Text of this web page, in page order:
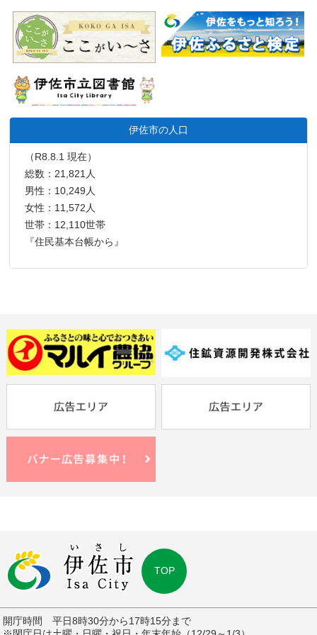
伊佐市の人口
（R8.8.1 現在）
総数：21,821人
男性：10,249人
女性：11,572人
世帯：12,110世帯
『住民基本台帳から』
TOP
開庁時間 平日8時30分から17時15分まで